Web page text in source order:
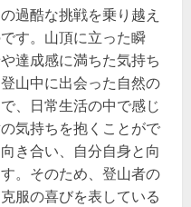
過酷な挑戦を乗り越え
す。山頂に立った瞬
達成感に満ちた気持ち
山中に出会った自然の
、日常生活の中で感じ
気持ちを抱くことがで
き合い、自分自身と向
。そのため、登山者の
服の喜びを表している